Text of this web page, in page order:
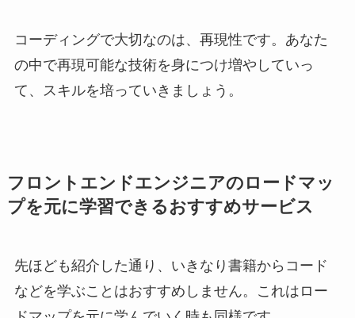
コーディングで大切なのは、再現性です。あなた
の中で再現可能な技術を身につけ増やしていっ
て、スキルを培っていきましょう。
フロントエンドエンジニアのロードマッ
プを元に学習できるおすすめサービス
先ほども紹介した通り、いきなり書籍からコード
などを学ぶことはおすすめしません。これはロー